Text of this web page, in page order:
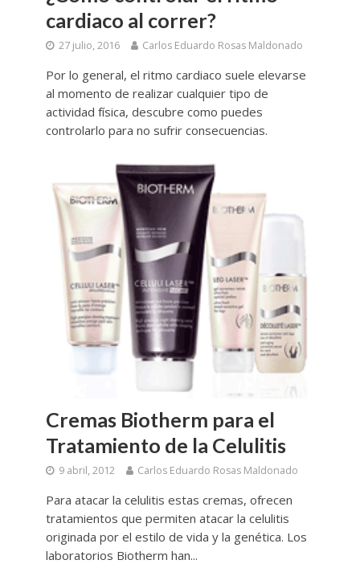
cardiaco al correr?
27 julio, 2016 Carlos Eduardo Rosas Maldonado
Por lo general, el ritmo cardiaco suele elevarse
al momento de realizar cualquier tipo de
actividad física, descubre como puedes
controlarlo para no sufrir consecuencias.
Cremas Biotherm para el
Tratamiento de la Celulitis
9 abril, 2012 Carlos Eduardo Rosas Maldonado
Para atacar la celulitis estas cremas, ofrecen
tratamientos que permiten atacar la celulitis
originada por el estilo de vida y la genética. Los
laboratorios Biotherm han...